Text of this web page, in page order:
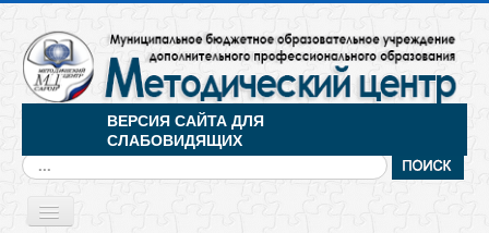
ВЕРСИЯ САЙТА ДЛЯ
СЛАБОВИДЯЩИХ
Искать...
Toggle